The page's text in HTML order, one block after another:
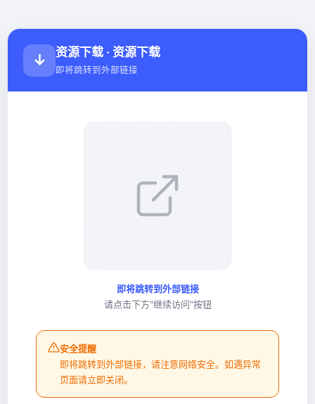
↓ 资源下载 · 资源下载
即将跳转到外部链接
即将跳转到外部链接
请点击下方"继续访问"按钮
安全提醒
即将跳转到外部链接，请注意网络安全。如遇异常
页面请立即关闭。